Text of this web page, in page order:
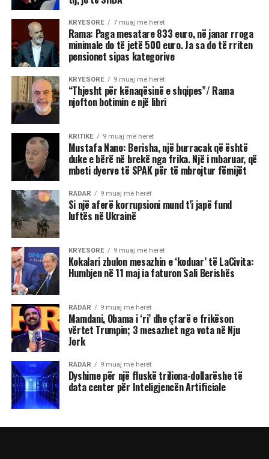
KRYESORE 7 muaj më herët
Rama: Paga mesatare 833 euro, në janar rroga
minimale do të jetë 500 euro. Ja sa do të rriten
pensionet sipas kategorive
KRYESORE 9 muaj më herët
“Thjesht për kënaqësinë e shqipes”/ Rama
njofton botimin e një libri
KRITIKE 9 muaj më herët
Mustafa Nano: Berisha, një burracak që është
duke e bërë në brekë nga frika. Një i mbaruar, që
mbeti dyerve të SPAK për të mbrojtur fëmijët
RADAR 9 muaj më herët
Si një aferë korrupsioni mund t’i japë fund
luftës në Ukrainë
KRYESORE 9 muaj më herët
Kokalari zbulon mesazhin e ‘koduar’ të LaCivita:
Humbjen në 11 maj ia faturon Sali Berishës
RADAR 9 muaj më herët
Mamdani, Obama i ‘ri’ dhe çfarë e frikëson
vërtet Trumpin; 3 mesazhet nga vota në Nju
Jork
RADAR 9 muaj më herët
Dyshime për një fluskë triliona-dollarëshe të
data center për Inteligjencën Artificiale